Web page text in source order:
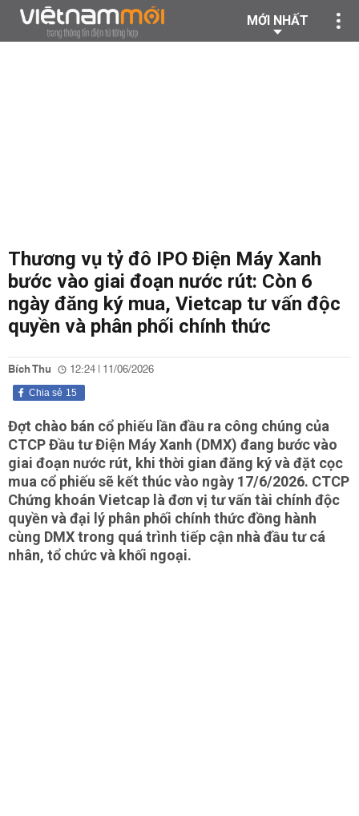
MỚI NHẤT
Thương vụ tỷ đô IPO Điện Máy Xanh
bước vào giai đoạn nước rút: Còn 6
ngày đăng ký mua, Vietcap tư vấn độc
quyền và phân phối chính thức
Bích Thu 12:24 | 11/06/2026
15
Chia sẻ
Đợt chào bán cổ phiếu lần đầu ra công chúng của
CTCP Đầu tư Điện Máy Xanh (DMX) đang bước vào
giai đoạn nước rút, khi thời gian đăng ký và đặt cọc
mua cổ phiếu sẽ kết thúc vào ngày 17/6/2026. CTCP
Chứng khoán Vietcap là đơn vị tư vấn tài chính độc
quyền và đại lý phân phối chính thức đồng hành
cùng DMX trong quá trình tiếp cận nhà đầu tư cá
nhân, tổ chức và khối ngoại.